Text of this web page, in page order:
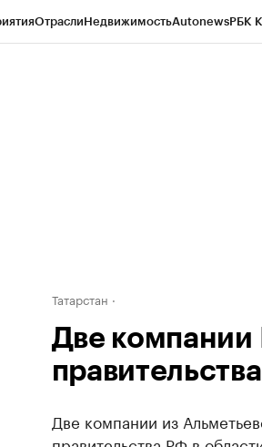
ОтраслиНедвижимостьAutonewsРБК
Татарстан
Две компании
Две компании из